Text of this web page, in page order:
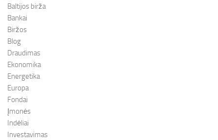
Baltijos birža
Bankai
Biržos
Blog
Draudimas
Ekonomika
Energetika
Europa
Fondai
Įmonės
Indėliai
Investavimas